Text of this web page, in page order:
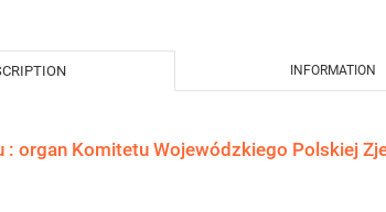
INFORMATION
: organ Komitetu Wojewódzkiego Polskiej